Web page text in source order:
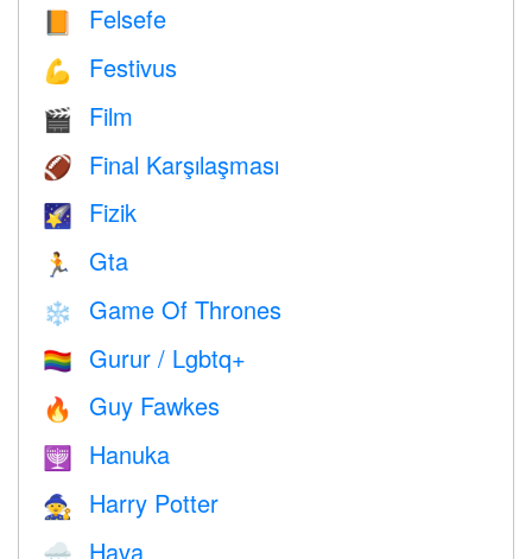
📙 Felsefe
💪 Festivus
🎬 Film
🏈 Final Karşılaşması
🌠 Fizik
🏃 Gta
❄️ Game Of Thrones
🏳️‍🌈 Gurur / Lgbtq+
🔥 Guy Fawkes
🕎 Hanuka
🧙 Harry Potter
Hava